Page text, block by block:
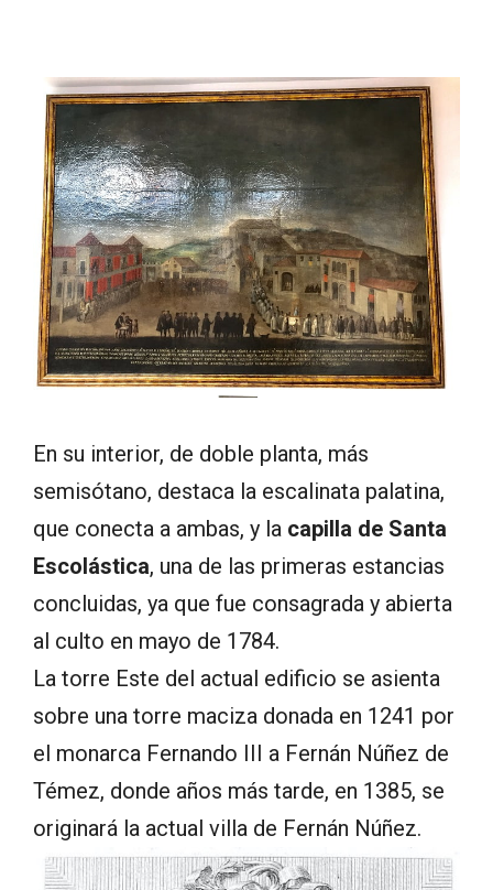
En su interior, de doble planta, más
semisótano, destaca la escalinata palatina,
que conecta a ambas, y la capilla de Santa
Escolástica, una de las primeras estancias
concluidas, ya que fue consagrada y abierta
al culto en mayo de 1784.
La torre Este del actual edificio se asienta
sobre una torre maciza donada en 1241 por
el monarca Fernando III a Fernán Núñez de
Témez, donde años más tarde, en 1385, se
originará la actual villa de Fernán Núñez.